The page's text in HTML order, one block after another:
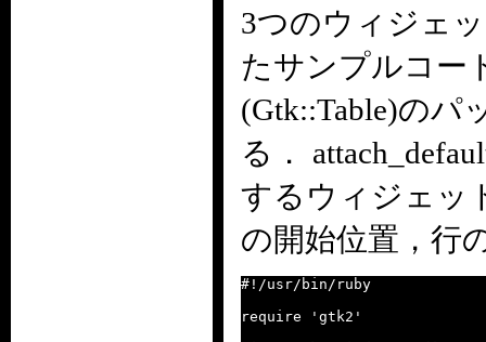
3つのウィジェ
たサンプルコー
(Gtk::Table)のパ
る．
するウィジェッ
の開始位置，行
#!/usr/bin/ruby
require 'gtk2'